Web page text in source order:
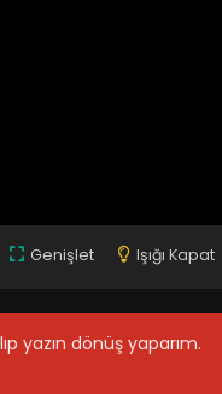
Genişlet Işığı Kapat
yazın dönüş yaparım.